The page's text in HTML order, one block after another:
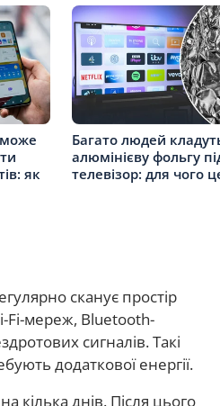
як
Багато людей
алюмінієву фольгу
телевізор: для чого
сканує простір
Fi-мереж, Bluetooth-
сигналів. Такі
додаткової енергії.
кілька днів. Після цього